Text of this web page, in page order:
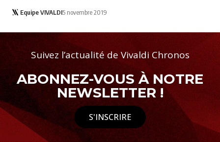
Equipe VIVALDI5 novembre 2019
Suivez l’actualité de Vivaldi Chronos
ABONNEZ-VOUS À NOTRE
NEWSLETTER !
S'INSCRIRE